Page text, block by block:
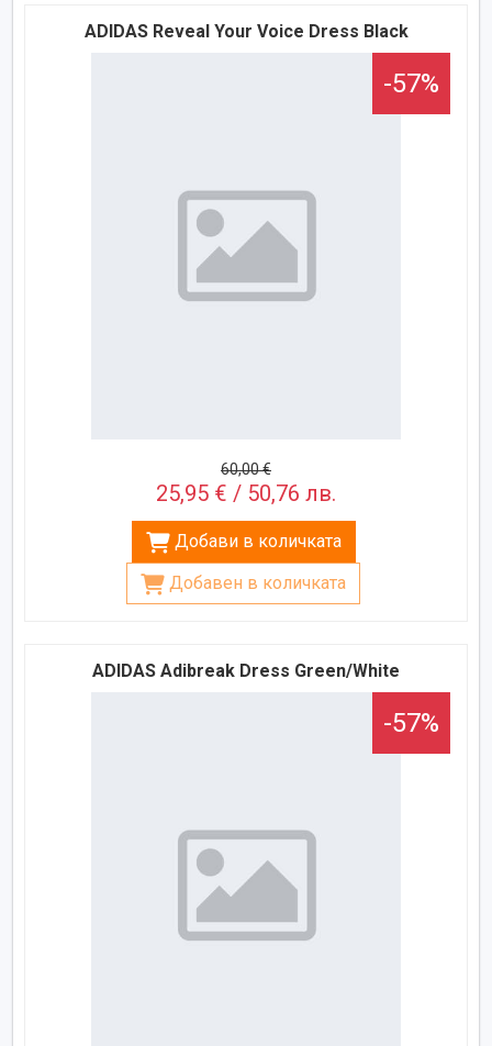
ADIDAS Reveal Your Voice Dress Black
-57%
60,00 €
25,95 € / 50,76 лв.
Добави в количката
Добавен в количката
ADIDAS Adibreak Dress Green/White
-57%